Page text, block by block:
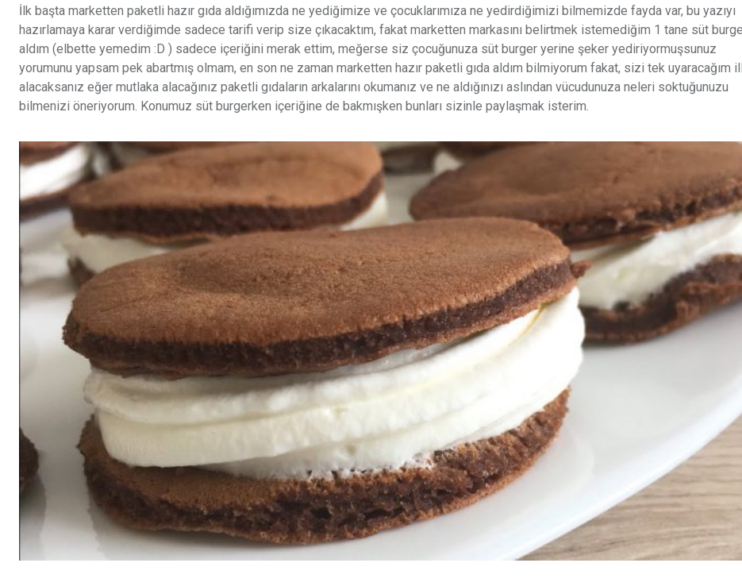
İlk başta marketten paketli hazır gıda aldığımızda ne yediğimize ve çocuklarımıza ne yedirdiğimizi bilmemizde fayda var, bu yazıyı
hazırlamaya karar verdiğimde sadece tarifi verip size çıkacaktım, fakat marketten markasını belirtmek istemediğim 1 tane süt
aldım (elbette yemedim :D ) sadece içeriğini merak ettim, meğerse siz çocuğunuza süt burger yerine şeker yediriyormuşsunuz
yorumunu yapsam pek abartmış olmam, en son ne zaman marketten hazır paketli gıda aldım bilmiyorum fakat, sizi tek uyaracağım
alacaksanız eğer mutlaka alacağınız paketli gıdaların arkalarını okumanız ve ne aldığınızı aslından vücudunuza neleri soktuğunuzu
bilmenizi öneriyorum. Konumuz süt burgerken içeriğine de bakmışken bunları sizinle paylaşmak isterim.